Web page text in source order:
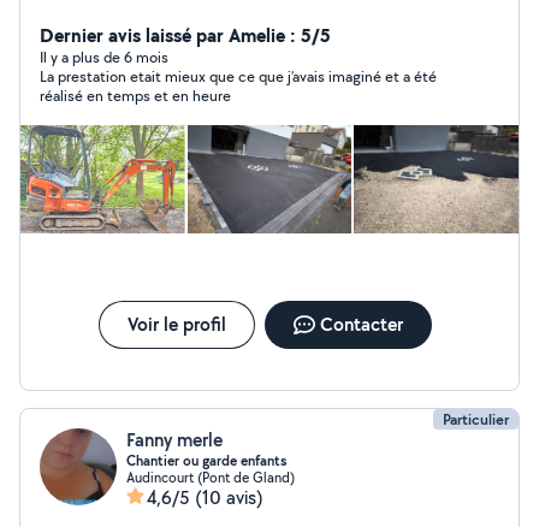
fourniture de portail et fenêtre construisons ensemble !
Dernier avis laissé par Amelie : 5/5
Il y a plus de 6 mois
La prestation etait mieux que ce que j’avais imaginé et a été
réalisé en temps et en heure
Voir le profil Contacter
Particulier
Fanny merle
Chantier ou garde enfants
Audincourt (Pont de Gland)
4,6/5 (10 avis)